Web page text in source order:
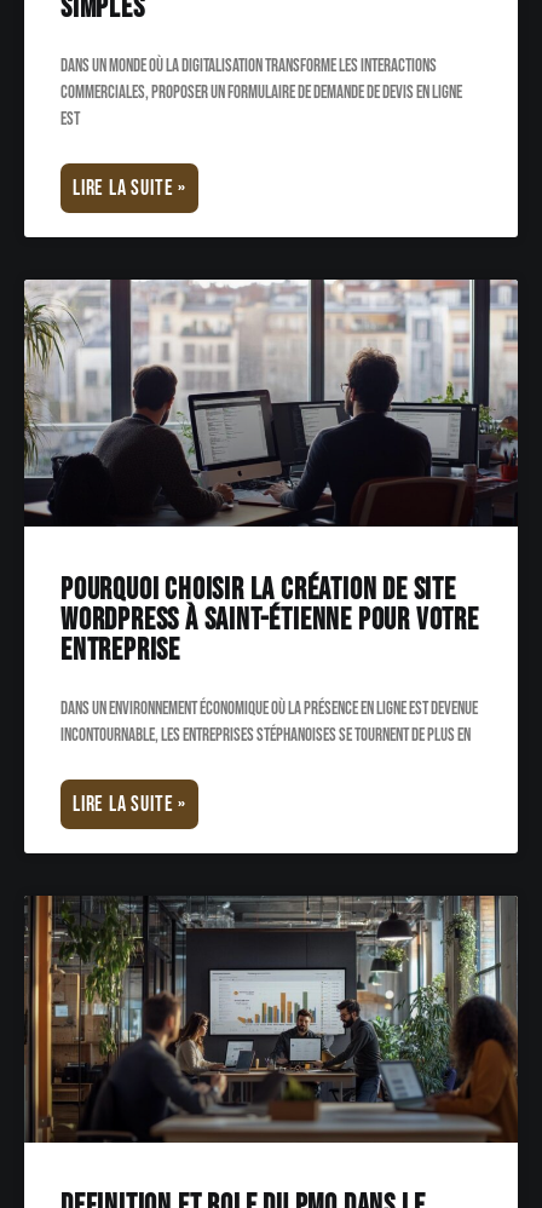
simples
Dans un monde où la digitalisation transforme les interactions
commerciales, proposer un formulaire de demande de devis en ligne
est
LIRE LA SUITE »
Pourquoi choisir la création de site
WordPress à Saint-Étienne pour votre
entreprise
Dans un environnement économique où la présence en ligne est devenue
incontournable, les entreprises stéphanoises se tournent de plus en
LIRE LA SUITE »